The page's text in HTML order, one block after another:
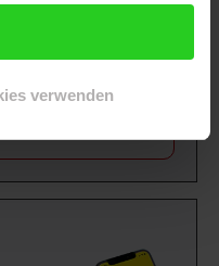
verwenden
sichere
15€